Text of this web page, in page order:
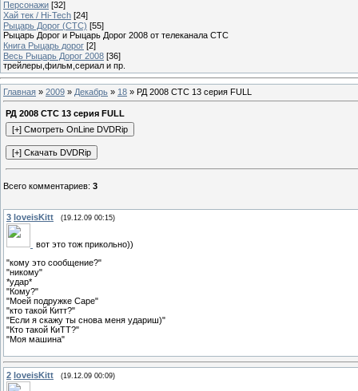
Персонажи [32]
Хай тек / Hi-Tech [24]
Рыцарь Дорог (СТС) [55]
Рыцарь Дорог и Рыцарь Дорог 2008 от телеканала СТС
Книга Рыцарь дорог [2]
Весь Рыцарь Дорог 2008 [36]
трейлеры,фильм,сериал и пр.
Главная » 2009 » Декабрь » 18 » РД 2008 СТС 13 серия FULL
РД 2008 СТС 13 серия FULL
Всего комментариев: 3
3 loveisKitt (19.12.09 00:15)
вот это тож прикольно))
"кому это сообщение?"
"никому"
*удар*
"Кому?"
"Моей подружке Саре"
"кто такой Китт?"
"Если я скажу ты снова меня удариш)"
"Кто такой КиТТ?"
"Моя машина"
2 loveisKitt (19.12.09 00:09)